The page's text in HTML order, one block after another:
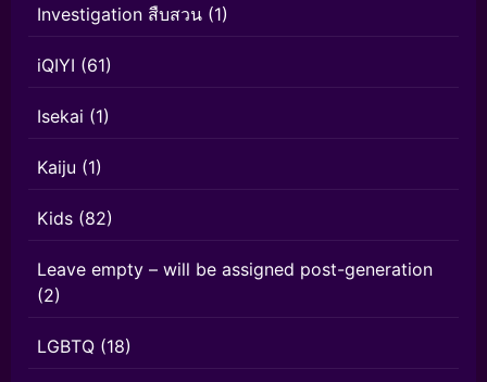
Investigation สืบสวน (1)
iQIYI (61)
Isekai (1)
Kaiju (1)
Kids (82)
Leave empty – will be assigned post-generation
(2)
LGBTQ (18)